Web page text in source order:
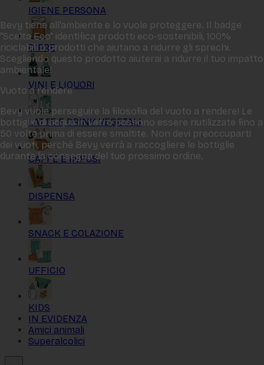
IGIENE PERSONA
BIRRE
VINI E LIQUORI
LATTE E DRINK VEGETALI
CAFFÈ E INFUSI
DISPENSA
SNACK E COLAZIONE
UFFICIO
KIDS
IN EVIDENZA
Amici animali
Superalcolici
Bevy tiene all‘ambiente e lo vuole proteggere. Il badge
“Scelta Eco“ identifica prodotti eco-sostenibili, 100%
riciclabili o prodotti che aiutano a ridurre gli sprechi.
Scegliendo questo prodotto aiuterai a ridurre il tuo impatto
ambientale!
Vuoto a rendere
Bevy vuole perseguire la filosofia del vuoto a rendere! Le
bottiglie di acqua in vetro possono essere riutilizzate fino a
50 volte prima di essere smaltite. Non devi preoccuparti
dei vuoti, perché Bevy verrà a raccogliere le bottiglie
durante la consegna del tuo prossimo ordine.